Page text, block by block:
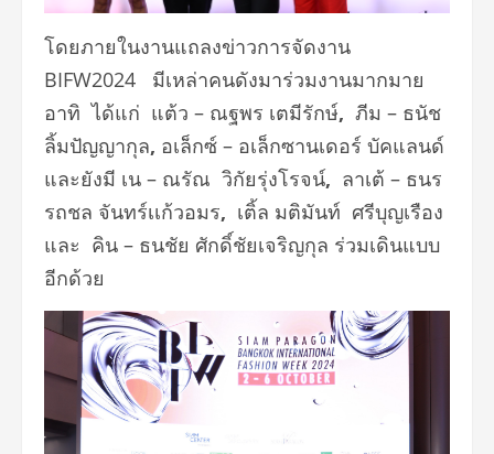
โดยภายในงานแถลงข่าวการจัดงาน
BIFW2024 มีเหล่าคนดังมาร่วมงานมากมาย
อาทิ ได้แก่ แต้ว – ณฐพร เตมีรักษ์, ภีม – ธนัช
ลิ้มปัญญากุล, อเล็กซ์ – อเล็กซานเดอร์ บัคแลนด์
และยังมี เน – ณรัณ วิกัยรุ่งโรจน์, ลาเต้ – ธนร
รถชล จันทร์เเก้วอมร, เติ้ล มติมันท์ ศรีบุญเรือง
และ คิน – ธนชัย ศักดิ์ชัยเจริญกุล ร่วมเดินแบบ
อีกด้วย